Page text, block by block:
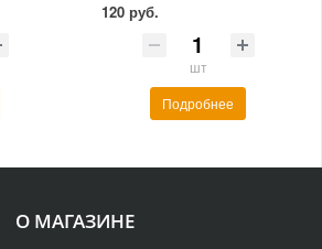
120 руб.
шт
Подробнее
О МАГАЗИНЕ